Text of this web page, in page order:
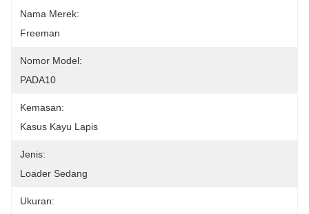
Nama Merek:
Freeman
Nomor Model:
PADA10
Kemasan:
Kasus Kayu Lapis
Jenis:
Loader Sedang
Ukuran: